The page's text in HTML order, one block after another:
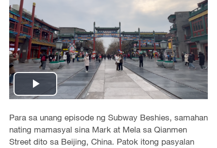
Play
Video
Para sa unang episode ng Subway Beshies, samahan
nating mamasyal sina Mark at Mela sa Qianmen
Street dito sa Beijing, China. Patok itong pasyalan